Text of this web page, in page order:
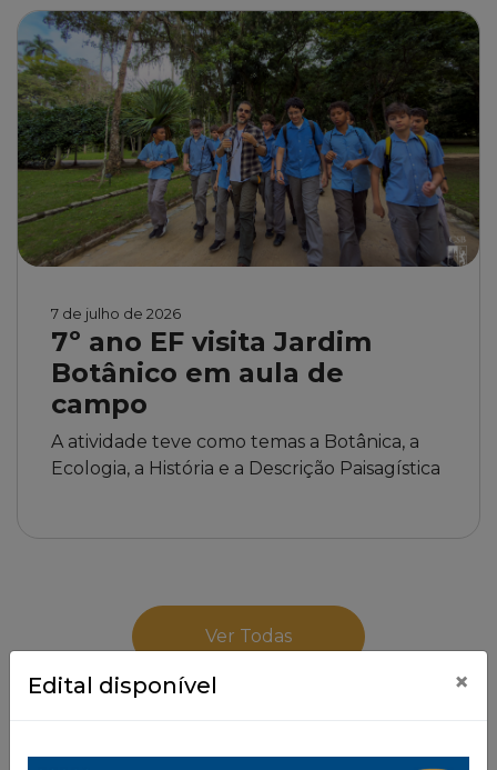
7 de julho de 2026
7º ano EF visita Jardim
Botânico em aula de
campo
A atividade teve como temas a Botânica, a
Ecologia, a História e a Descrição Paisagística
Ver Todas
Edital disponível ×